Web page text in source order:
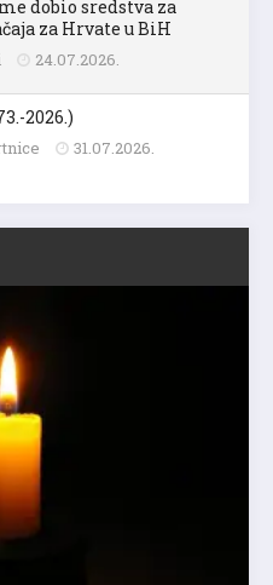
dobio sredstva za
za Hrvate u BiH
24.07.2026.
2026.)
31.07.2026.